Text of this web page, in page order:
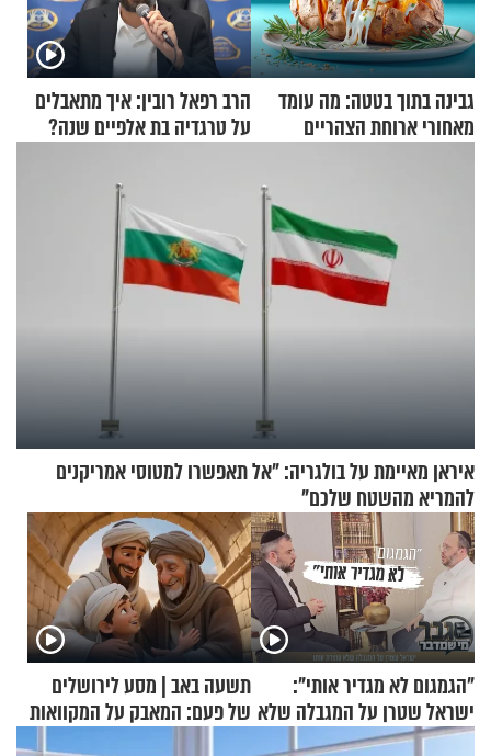
גבינה בתוך בטטה: מה עומד
מאחורי ארוחת הצהריים
הרב רפאל רובין: איך מתאבלים
על טרגדיה בת אלפיים שנה?
איראן מאיימת על בולגריה: "אל תאפשרו למטוסי אמריקנים
להמריא מהשטח שלכם"
"הגמגום לא מגדיר אותי":
ישראל שטרן על המגבלה שלא
עוצרת אותו
תשעה באב | מסע לירושלים
של פעם: המאבק על המקוואות